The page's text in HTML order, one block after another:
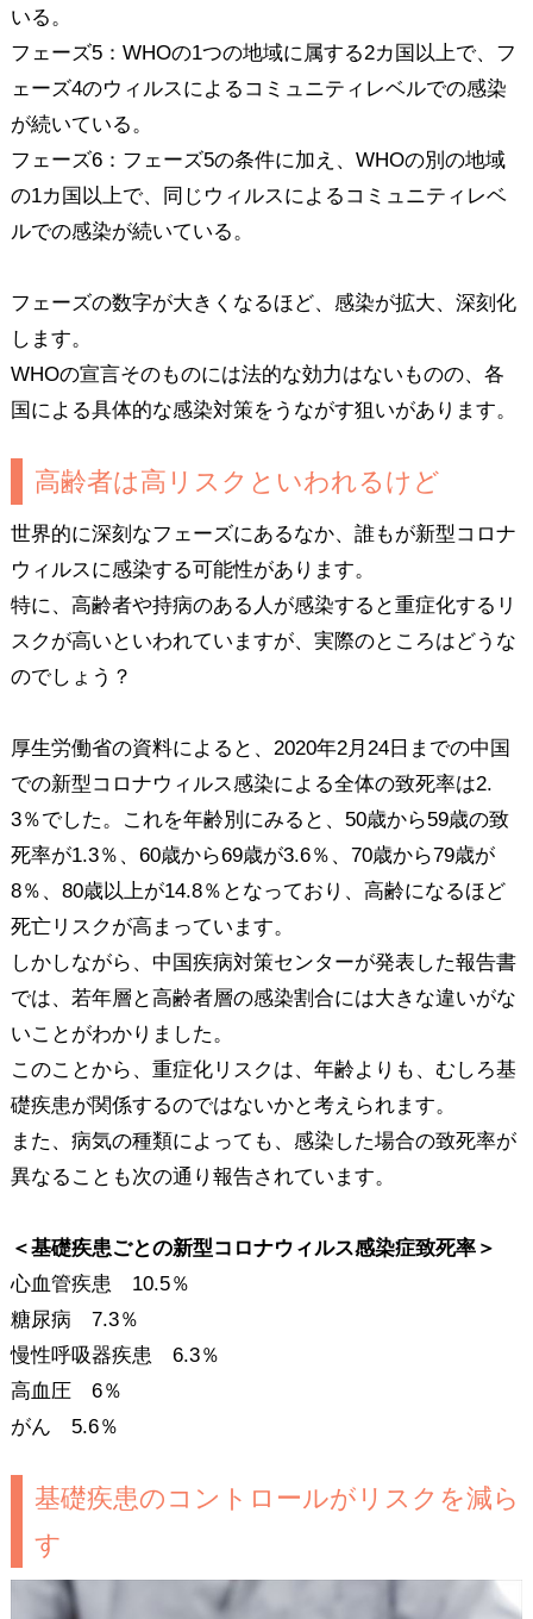
いる。
フェーズ5：WHOの1つの地域に属する2カ国以上で、フ
ェーズ4のウィルスによるコミュニティレベルでの感染
が続いている。
フェーズ6：フェーズ5の条件に加え、WHOの別の地域
の1カ国以上で、同じウィルスによるコミュニティレベ
ルでの感染が続いている。
フェーズの数字が大きくなるほど、感染が拡大、深刻化
します。
WHOの宣言そのものには法的な効力はないものの、各
国による具体的な感染対策をうながす狙いがあります。
高齢者は高リスクといわれるけど
世界的に深刻なフェーズにあるなか、誰もが新型コロナ
ウィルスに感染する可能性があります。
特に、高齢者や持病のある人が感染すると重症化するリ
スクが高いといわれていますが、実際のところはどうな
のでしょう？
厚生労働省の資料によると、2020年2月24日までの中国
での新型コロナウィルス感染による全体の致死率は2.
3％でした。これを年齢別にみると、50歳から59歳の致
死率が1.3％、60歳から69歳が3.6％、70歳から79歳が
8％、80歳以上が14.8％となっており、高齢になるほど
死亡リスクが高まっています。
しかしながら、中国疾病対策センターが発表した報告書
では、若年層と高齢者層の感染割合には大きな違いがな
いことがわかりました。
このことから、重症化リスクは、年齢よりも、むしろ基
礎疾患が関係するのではないかと考えられます。
また、病気の種類によっても、感染した場合の致死率が
異なることも次の通り報告されています。
＜基礎疾患ごとの新型コロナウィルス感染症致死率＞
心血管疾患 10.5％
糖尿病 7.3％
慢性呼吸器疾患 6.3％
高血圧 6％
がん 5.6％
基礎疾患のコントロールがリスクを減ら
す